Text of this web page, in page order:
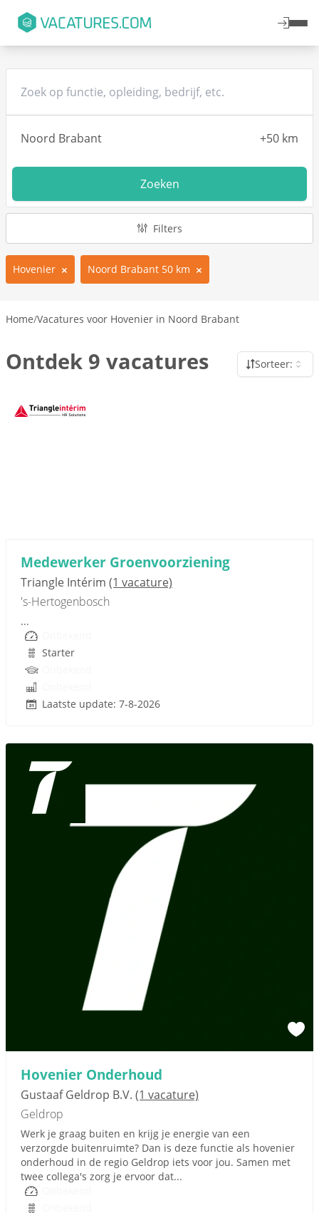
Zoeken
Filters
Hovenier Noord Brabant 50 km
Home/Vacatures voor Hovenier in Noord Brabant
Ontdek 9 vacatures Sorteer:
Medewerker Groenvoorziening
Triangle Intérim (1 vacature)
's-Hertogenbosch
...
Starter
Laatste update: 7-8-2026
Hovenier Onderhoud
Gustaaf Geldrop B.V. (1 vacature)
Geldrop
Werk je graag buiten en krijg je energie van een
verzorgde buitenruimte? Dan is deze functie als hovenier
onderhoud in de regio Geldrop iets voor jou. Samen met
twee collega's zorg je ervoor dat...